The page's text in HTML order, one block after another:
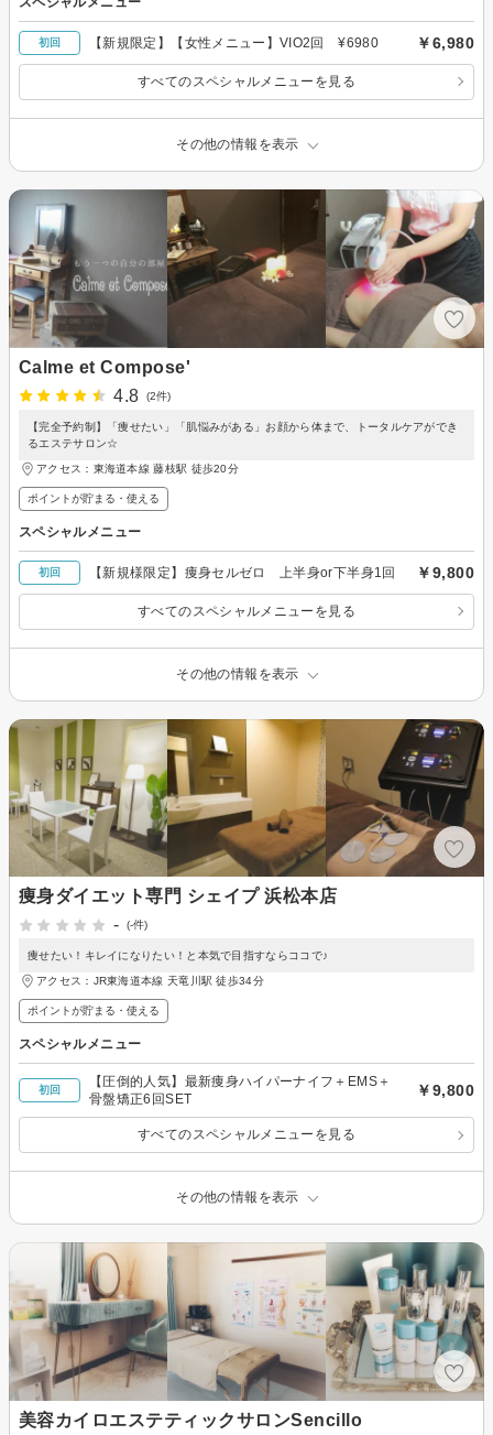
初回 【新規限定】【女性メニュー】VIO2回 ¥6980 ￥6,980
すべてのスペシャルメニューを見る
その他の情報を表示
Calme et Compose'
4.8
(2件)
【完全予約制】「痩せたい」「肌悩みがある」お顔から体まで、トータルケアができ
るエステサロン☆
アクセス：東海道本線 藤枝駅 徒歩20分
ポイントが貯まる・使える
スペシャルメニュー
初回 【新規様限定】痩身セルゼロ 上半身or下半身1回 ￥9,800
すべてのスペシャルメニューを見る
その他の情報を表示
痩身ダイエット専門 シェイプ 浜松本店
-
(-件)
痩せたい！キレイになりたい！と本気で目指すならココで♪
アクセス：JR東海道本線 天竜川駅 徒歩34分
ポイントが貯まる・使える
スペシャルメニュー
初回
【圧倒的人気】最新痩身ハイパーナイフ＋EMS＋
骨盤矯正6回SET
￥9,800
すべてのスペシャルメニューを見る
その他の情報を表示
美容カイロエステティックサロンSencillo